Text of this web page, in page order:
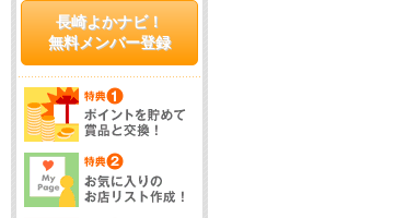
長崎よかナビ！
無料メンバー登録